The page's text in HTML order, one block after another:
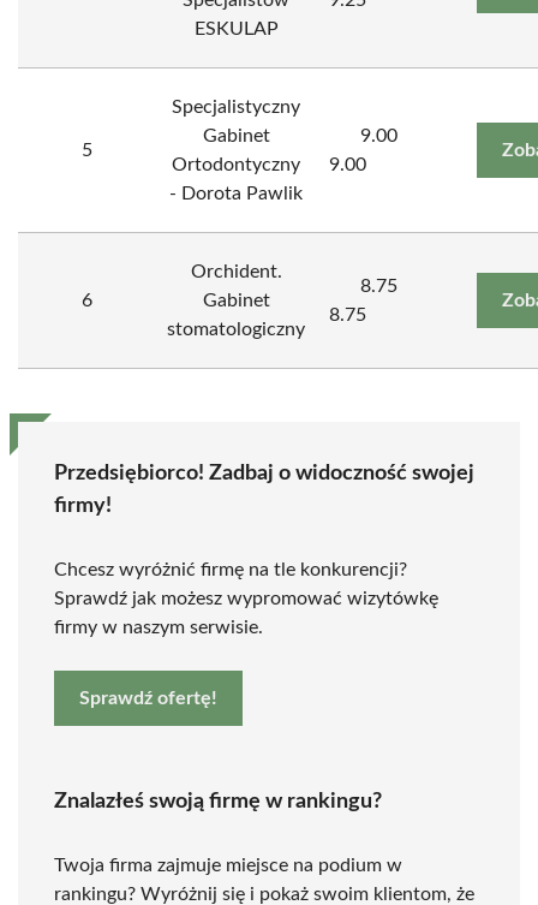
ESKULAP
5
Specjalistyczny
Gabinet
Ortodontyczny
- Dorota Pawlik
9.00
9.00
6
Orchident.
Gabinet
stomatologiczny
8.75
8.75
Przedsiębiorco! Zadbaj o widoczność swojej
firmy!
Chcesz wyróżnić firmę na tle konkurencji?
Sprawdź jak możesz wypromować wizytówkę
firmy w naszym serwisie.
Sprawdź ofertę!
Znalazłeś swoją firmę w rankingu?
Twoja firma zajmuje miejsce na podium w
rankingu? Wyróżnij się i pokaż swoim klientom, że